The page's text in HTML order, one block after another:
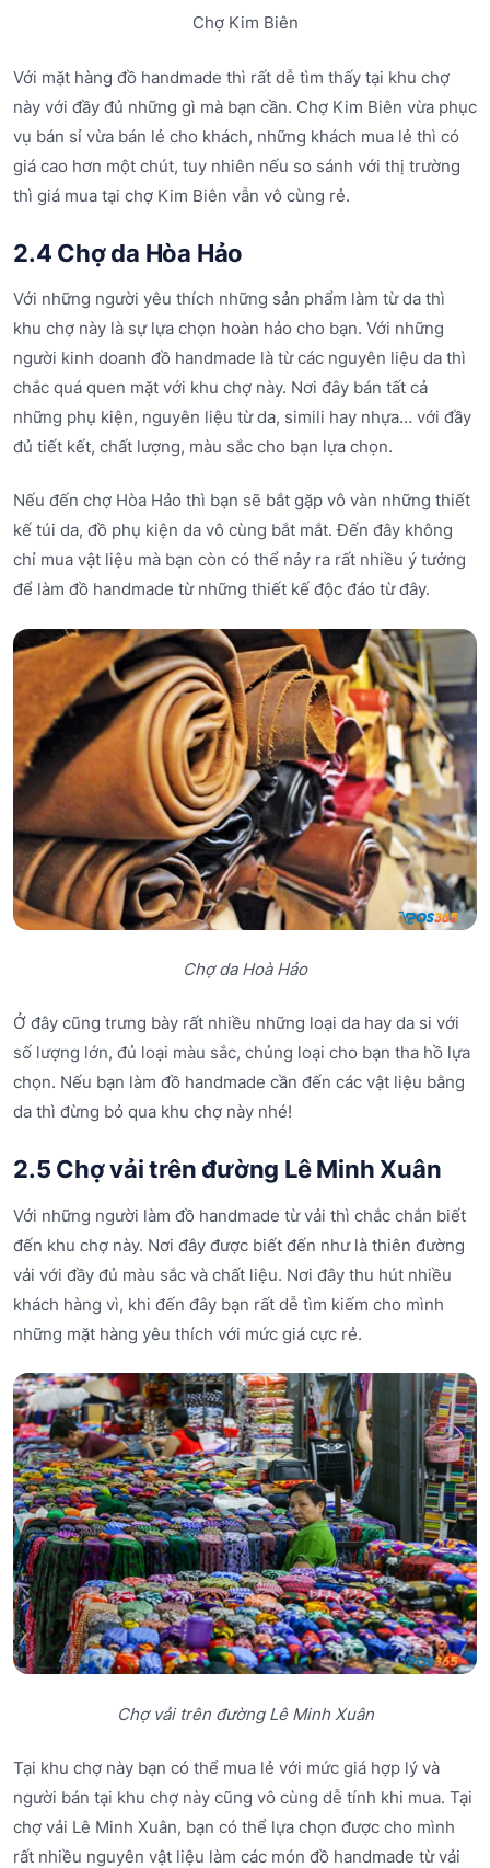
Chợ Kim Biên
Với mặt hàng đồ handmade thì rất dễ tìm thấy tại khu chợ
này với đầy đủ những gì mà bạn cần. Chợ Kim Biên vừa phục
vụ bán sỉ vừa bán lẻ cho khách, những khách mua lẻ thì có
giá cao hơn một chút, tuy nhiên nếu so sánh với thị trường
thì giá mua tại chợ Kim Biên vẫn vô cùng rẻ.
2.4 Chợ da Hòa Hảo
Với những người yêu thích những sản phẩm làm từ da thì
khu chợ này là sự lựa chọn hoàn hảo cho bạn. Với những
người kinh doanh đồ handmade là từ các nguyên liệu da thì
chắc quá quen mặt với khu chợ này. Nơi đây bán tất cả
những phụ kiện, nguyên liệu từ da, simili hay nhựa… với đầy
đủ tiết kết, chất lượng, màu sắc cho bạn lựa chọn.
Nếu đến chợ Hòa Hảo thì bạn sẽ bắt gặp vô vàn những thiết
kế túi da, đồ phụ kiện da vô cùng bắt mắt. Đến đây không
chỉ mua vật liệu mà bạn còn có thể nảy ra rất nhiều ý tưởng
để làm đồ handmade từ những thiết kế độc đáo từ đây.
Chợ da Hoà Hảo
Ở đây cũng trưng bày rất nhiều những loại da hay da si với
số lượng lớn, đủ loại màu sắc, chủng loại cho bạn tha hồ lựa
chọn. Nếu bạn làm đồ handmade cần đến các vật liệu bằng
da thì đừng bỏ qua khu chợ này nhé!
2.5 Chợ vải trên đường Lê Minh Xuân
Với những người làm đồ handmade từ vải thì chắc chắn biết
đến khu chợ này. Nơi đây được biết đến như là thiên đường
vải với đầy đủ màu sắc và chất liệu. Nơi đây thu hút nhiều
khách hàng vì, khi đến đây bạn rất dễ tìm kiếm cho mình
những mặt hàng yêu thích với mức giá cực rẻ.
Chợ vải trên đường Lê Minh Xuân
Tại khu chợ này bạn có thể mua lẻ với mức giá hợp lý và
người bán tại khu chợ này cũng vô cùng dễ tính khi mua. Tại
chợ vải Lê Minh Xuân, bạn có thể lựa chọn được cho mình
rất nhiều nguyên vật liệu làm các món đồ handmade từ vải